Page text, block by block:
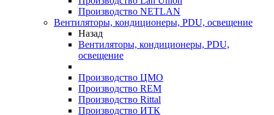
Производство NETLAN
Вентиляторы, кондиционеры, PDU, освещение
Назад
Вентиляторы, кондиционеры, PDU,
освещение
Производство ЦМО
Производство REM
Производство Rittal
Производство ИТК